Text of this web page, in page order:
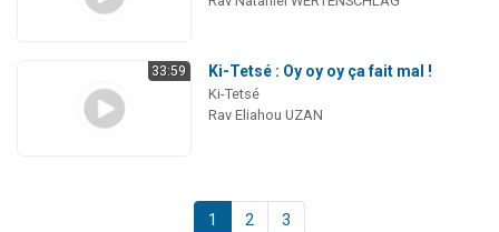
33:59 Ki-Tetsé : Oy oy oy ça fait mal !
Ki-Tetsé
Rav Eliahou UZAN
1 2 3